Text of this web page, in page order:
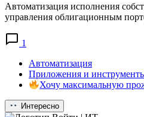
Автоматизация исполнения
управления облигационным
1
Автоматизация
Приложения и
Хочу максимальную
Интересно